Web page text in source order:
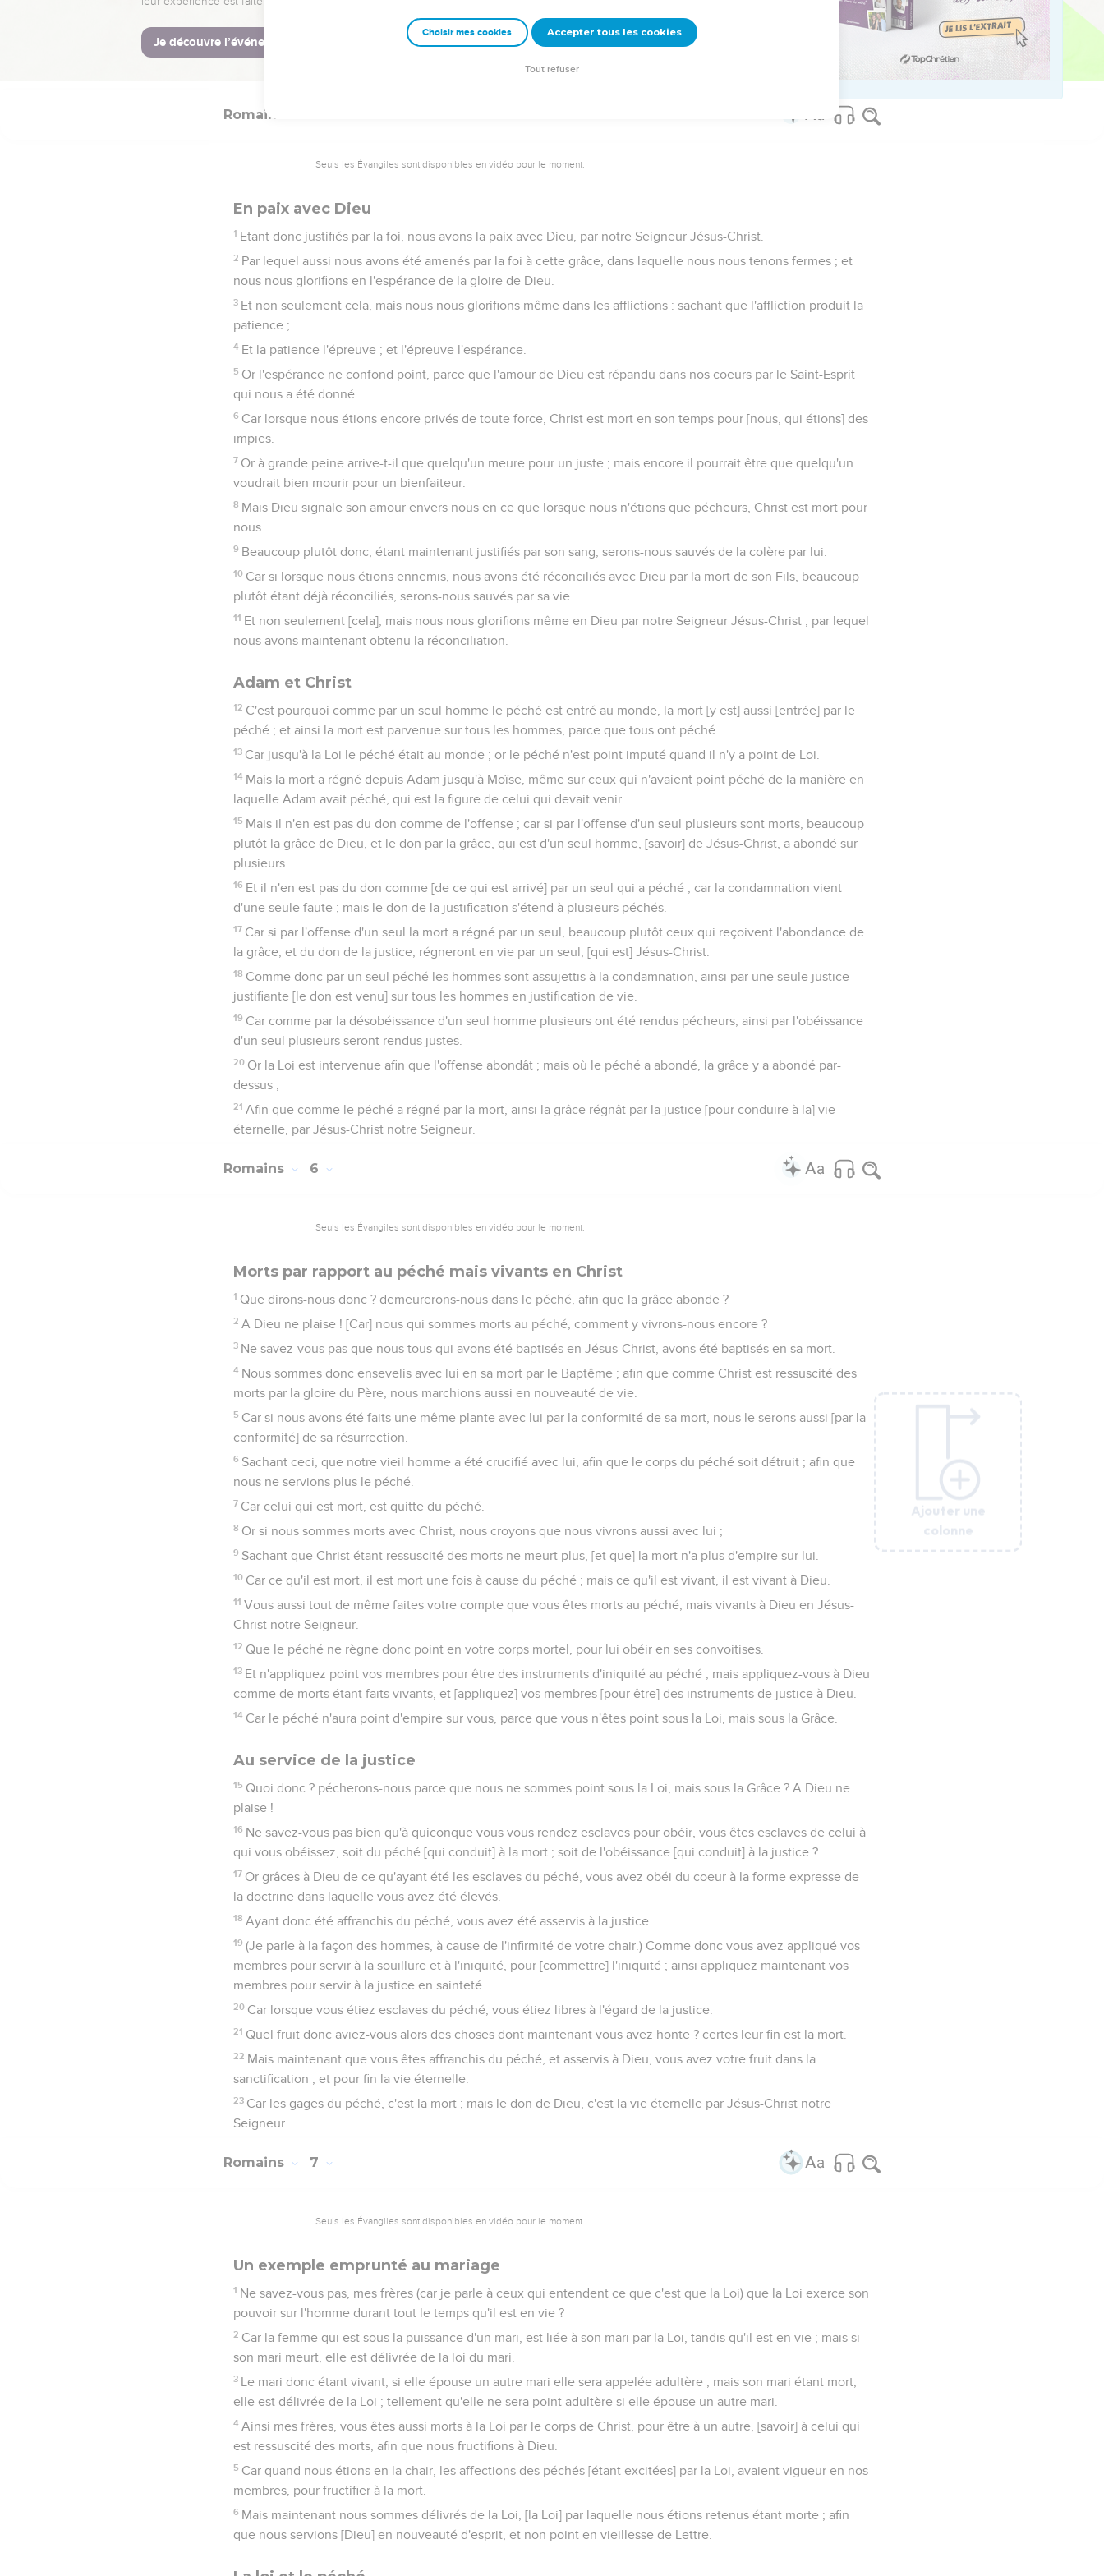
Mais aussi pour nous, à qui [aussi] il sera imputé, à nous, [dis-je], qui croyons en celui qui a ressuscité des
morts Jésus notre Seigneur ;
Lequel a été livré pour nos offenses, et qui est ressuscité pour notre justification.
Ajouter une
colonne
Romains
Seuls les Évangiles sont disponibles en vidéo pour le moment.
En paix avec Dieu
1 Etant donc justifiés par la foi, nous avons la paix avec Dieu, par notre Seigneur Jésus-Christ.
2 Par lequel aussi nous avons été amenés par la foi à cette grâce, dans laquelle nous nous tenons fermes ; et
nous nous glorifions en l'espérance de la gloire de Dieu.
3 Et non seulement cela, mais nous nous glorifions même dans les afflictions : sachant que l'affliction produit la
patience ;
4 Et la patience l'épreuve ; et l'épreuve l'espérance.
5 Or l'espérance ne confond point, parce que l'amour de Dieu est répandu dans nos coeurs par le Saint-Esprit
qui nous a été donné.
6 Car lorsque nous étions encore privés de toute force, Christ est mort en son temps pour [nous, qui étions] des
impies.
7 Or à grande peine arrive-t-il que quelqu'un meure pour un juste ; mais encore il pourrait être que quelqu'un
voudrait bien mourir pour un bienfaiteur.
8 Mais Dieu signale son amour envers nous en ce que lorsque nous n'étions que pécheurs, Christ est mort pour
nous.
9 Beaucoup plutôt donc, étant maintenant justifiés par son sang, serons-nous sauvés de la colère par lui.
10 Car si lorsque nous étions ennemis, nous avons été réconciliés avec Dieu par la mort de son Fils, beaucoup
plutôt étant déjà réconciliés, serons-nous sauvés par sa vie.
11 Et non seulement [cela], mais nous nous glorifions même en Dieu par notre Seigneur Jésus-Christ ; par lequel
nous avons maintenant obtenu la réconciliation.
Adam et Christ
12 C'est pourquoi comme par un seul homme le péché est entré au monde, la mort [y est] aussi [entrée] par le
péché ; et ainsi la mort est parvenue sur tous les hommes, parce que tous ont péché.
13 Car jusqu'à la Loi le péché était au monde ; or le péché n'est point imputé quand il n'y a point de Loi.
14 Mais la mort a régné depuis Adam jusqu'à Moïse, même sur ceux qui n'avaient point péché de la manière en
laquelle Adam avait péché, qui est la figure de celui qui devait venir.
15 Mais il n'en est pas du don comme de l'offense ; car si par l'offense d'un seul plusieurs sont morts, beaucoup
plutôt la grâce de Dieu, et le don par la grâce, qui est d'un seul homme, [savoir] de Jésus-Christ, a abondé sur
plusieurs.
16 Et il n'en est pas du don comme [de ce qui est arrivé] par un seul qui a péché ; car la condamnation vient
d'une seule faute ; mais le don de la justification s'étend à plusieurs péchés.
17 Car si par l'offense d'un seul la mort a régné par un seul, beaucoup plutôt ceux qui reçoivent l'abondance de
la grâce, et du don de la justice, régneront en vie par un seul, [qui est] Jésus-Christ.
18 Comme donc par un seul péché les hommes sont assujettis à la condamnation, ainsi par une seule justice
justifiante [le don est venu] sur tous les hommes en justification de vie.
19 Car comme par la désobéissance d'un seul homme plusieurs ont été rendus pécheurs, ainsi par l'obéissance
d'un seul plusieurs seront rendus justes.
20 Or la Loi est intervenue afin que l'offense abondât ; mais où le péché a abondé, la grâce y a abondé par-
dessus ;
21 Afin que comme le péché a régné par la mort, ainsi la grâce régnât par la justice [pour conduire à la] vie
éternelle, par Jésus-Christ notre Seigneur.
Ajouter une
colonne
Romains 6
Seuls les Évangiles sont disponibles en vidéo pour le moment.
Morts par rapport au péché mais vivants en Christ
1 Que dirons-nous donc ? demeurerons-nous dans le péché, afin que la grâce abonde ?
2 A Dieu ne plaise ! [Car] nous qui sommes morts au péché, comment y vivrons-nous encore ?
3 Ne savez-vous pas que nous tous qui avons été baptisés en Jésus-Christ, avons été baptisés en sa mort.
4 Nous sommes donc ensevelis avec lui en sa mort par le Baptême ; afin que comme Christ est ressuscité des
morts par la gloire du Père, nous marchions aussi en nouveauté de vie.
5 Car si nous avons été faits une même plante avec lui par la conformité de sa mort, nous le serons aussi [par la
conformité] de sa résurrection.
6 Sachant ceci, que notre vieil homme a été crucifié avec lui, afin que le corps du péché soit détruit ; afin que
nous ne servions plus le péché.
7 Car celui qui est mort, est quitte du péché.
8 Or si nous sommes morts avec Christ, nous croyons que nous vivrons aussi avec lui ;
9 Sachant que Christ étant ressuscité des morts ne meurt plus, [et que] la mort n'a plus d'empire sur lui.
10 Car ce qu'il est mort, il est mort une fois à cause du péché ; mais ce qu'il est vivant, il est vivant à Dieu.
11 Vous aussi tout de même faites votre compte que vous êtes morts au péché, mais vivants à Dieu en Jésus-
Christ notre Seigneur.
12 Que le péché ne règne donc point en votre corps mortel, pour lui obéir en ses convoitises.
13 Et n'appliquez point vos membres pour être des instruments d'iniquité au péché ; mais appliquez-vous à Dieu
comme de morts étant faits vivants, et [appliquez] vos membres [pour être] des instruments de justice à Dieu.
14 Car le péché n'aura point d'empire sur vous, parce que vous n'êtes point sous la Loi, mais sous la Grâce.
Au service de la justice
15 Quoi donc ? pécherons-nous parce que nous ne sommes point sous la Loi, mais sous la Grâce ? A Dieu ne
plaise !
16 Ne savez-vous pas bien qu'à quiconque vous vous rendez esclaves pour obéir, vous êtes esclaves de celui à
qui vous obéissez, soit du péché [qui conduit] à la mort ; soit de l'obéissance [qui conduit] à la justice ?
17 Or grâces à Dieu de ce qu'ayant été les esclaves du péché, vous avez obéi du coeur à la forme expresse de
la doctrine dans laquelle vous avez été élevés.
18 Ayant donc été affranchis du péché, vous avez été asservis à la justice.
19 (Je parle à la façon des hommes, à cause de l'infirmité de votre chair.) Comme donc vous avez appliqué vos
membres pour servir à la souillure et à l'iniquité, pour [commettre] l'iniquité ; ainsi appliquez maintenant vos
membres pour servir à la justice en sainteté.
20 Car lorsque vous étiez esclaves du péché, vous étiez libres à l'égard de la justice.
21 Quel fruit donc aviez-vous alors des choses dont maintenant vous avez honte ? certes leur fin est la mort.
22 Mais maintenant que vous êtes affranchis du péché, et asservis à Dieu, vous avez votre fruit dans la
sanctification ; et pour fin la vie éternelle.
23 Car les gages du péché, c'est la mort ; mais le don de Dieu, c'est la vie éternelle par Jésus-Christ notre
Seigneur.
Ajouter une
colonne
Romains 7
Seuls les Évangiles sont disponibles en vidéo pour le moment.
Un exemple emprunté au mariage
1 Ne savez-vous pas, mes frères (car je parle à ceux qui entendent ce que c'est que la Loi) que la Loi exerce son
pouvoir sur l'homme durant tout le temps qu'il est en vie ?
2 Car la femme qui est sous la puissance d'un mari, est liée à son mari par la Loi, tandis qu'il est en vie ; mais si
son mari meurt, elle est délivrée de la loi du mari.
3 Le mari donc étant vivant, si elle épouse un autre mari elle sera appelée adultère ; mais son mari étant mort,
elle est délivrée de la Loi ; tellement qu'elle ne sera point adultère si elle épouse un autre mari.
4 Ainsi mes frères, vous êtes aussi morts à la Loi par le corps de Christ, pour être à un autre, [savoir] à celui qui
est ressuscité des morts, afin que nous fructifions à Dieu.
5 Car quand nous étions en la chair, les affections des péchés [étant excitées] par la Loi, avaient vigueur en nos
membres, pour fructifier à la mort.
6 Mais maintenant nous sommes délivrés de la Loi, [la Loi] par laquelle nous étions retenus étant morte ; afin
que nous servions [Dieu] en nouveauté d'esprit, et non point en vieillesse de Lettre.
Ajouter une
colonne
Ajouter une
colonne
Ajouter une
colonne
Choisir mes cookies Accepter tous les cookies
Tout refuser